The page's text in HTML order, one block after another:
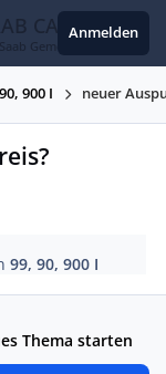
CARS
Gemeinschaft
Anmelden
900 I neuer
99, 90, 900 I
Thema starten